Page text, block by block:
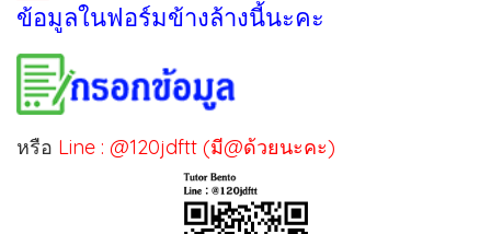
ข้อมูลในฟอร์มข้างล้างนี้นะคะ
หรือ Line : @120jdftt (มี@ด้วยนะคะ)